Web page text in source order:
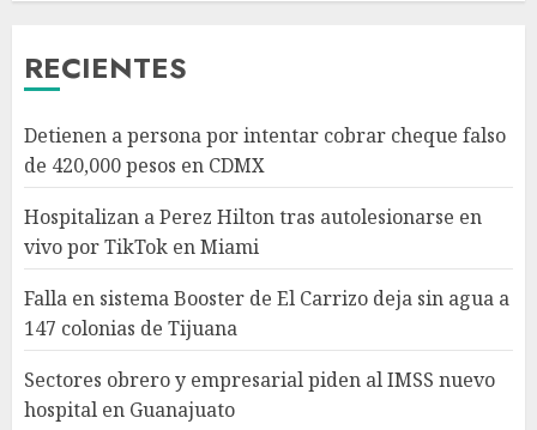
RECIENTES
Detienen a persona por intentar cobrar cheque falso
de 420,000 pesos en CDMX
Hospitalizan a Perez Hilton tras autolesionarse en
vivo por TikTok en Miami
Falla en sistema Booster de El Carrizo deja sin agua a
147 colonias de Tijuana
Sectores obrero y empresarial piden al IMSS nuevo
hospital en Guanajuato
4
Sectores obrero y empresarial
piden al IMSS nuevo hospital
en Guanajuato
AGOSTO 6, 2026
5
Ramírez Marín aspira a la
presidencia del Senado pero
AGOSTO 6, 2026